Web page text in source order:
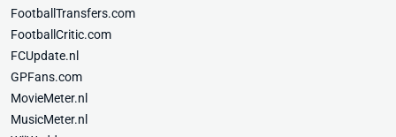
FootballTransfers.com
FootballCritic.com
FCUpdate.nl
GPFans.com
MovieMeter.nl
MusicMeter.nl